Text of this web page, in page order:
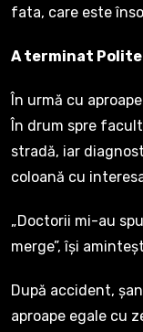
fata, care este
A terminat
În urmă cu
În drum spre
stradă, iar
coloană cu
„Doctorii mi-au
merge”, își
După accident,
aproape egale cu